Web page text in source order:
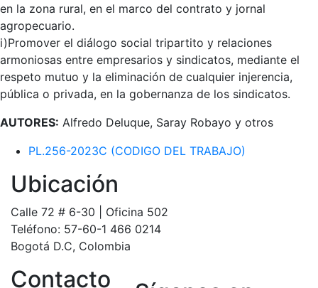
en la zona rural, en el marco del contrato y jornal
agropecuario.
i)Promover el diálogo social tripartito y relaciones
armoniosas entre empresarios y sindicatos, mediante el
respeto mutuo y la eliminación de cualquier injerencia,
pública o privada, en la gobernanza de los sindicatos.
AUTORES: Alfredo Deluque, Saray Robayo y otros
PL.256-2023C (CODIGO DEL TRABAJO)
Ubicación
Calle 72 # 6-30 | Oficina 502
Teléfono: 57-60-1 466 0214
Bogotá D.C, Colombia
Contacto